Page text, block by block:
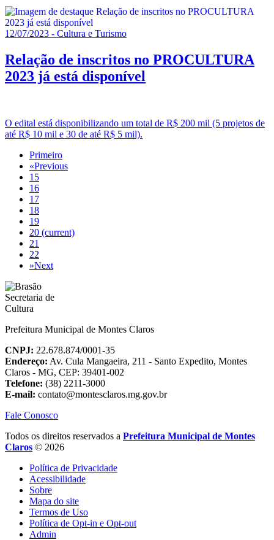
12/07/2023 - Cultura e Turismo
Relação de inscritos no PROCULTURA
2023 já está disponível
O edital está disponibilizando um total de R$ 200 mil (5 projetos de
até R$ 10 mil e 30 de até R$ 5 mil).
Primeiro
«Previous
15
16
17
18
19
20 (current)
21
22
»Next
Prefeitura Municipal de Montes Claros
CNPJ: 22.678.874/0001-35
Endereço: Av. Cula Mangaeira, 211 - Santo Expedito, Montes
Claros - MG, CEP: 39401-002
Telefone: (38) 2211-3000
E-mail: contato@montesclaros.mg.gov.br
Fale Conosco
Todos os direitos reservados a Prefeitura Municipal de Montes
Claros © 2026
Política de Privacidade
Acessibilidade
Sobre
Mapa do site
Termos de Uso
Política de Opt-in e Opt-out
Admin